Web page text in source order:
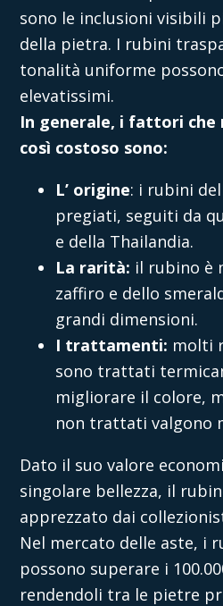
sono le inclusioni visibili
della pietra. I rubini
tonalità uniforme
elevatissimi.
In generale, i fattori che
così costoso sono:
L’ origine: i rubini
pregiati, seguiti da
e della Thailandia.
La rarità: il rubino è
zaffiro e dello
grandi dimensioni.
I trattamenti: molti
sono trattati
migliorare il colore,
non trattati valgono
Dato il suo valore
singolare bellezza, il
apprezzato dai
Nel mercato delle aste, i
possono superare i
rendendoli tra le pietre